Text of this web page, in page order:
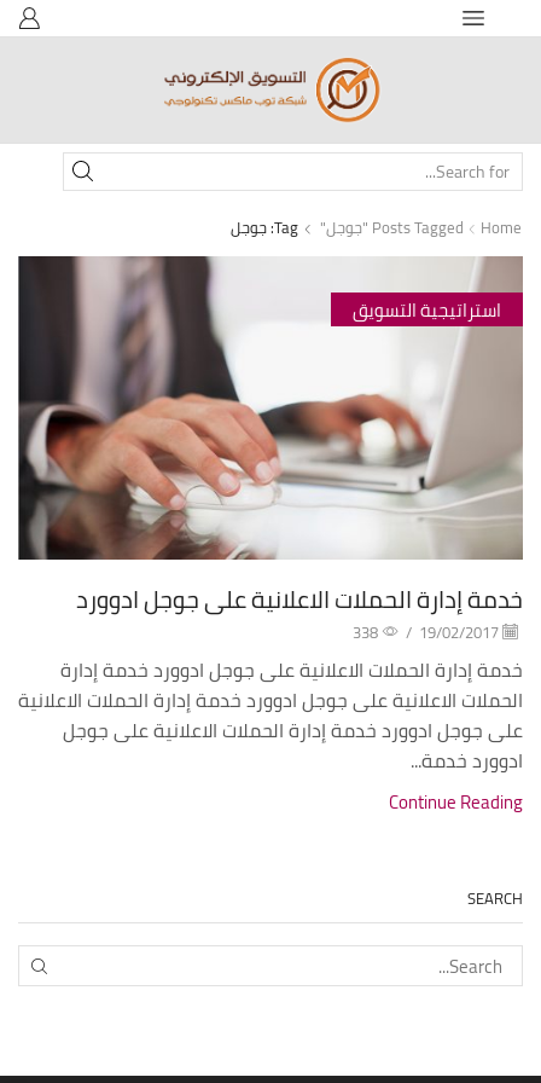
Home Posts Tagged "جوجل" Tag: جوجل
استراتيجية التسويق
خدمة إدارة الحملات الاعلانية على جوجل ادوورد
/
338
خدمة إدارة الحملات الاعلانية على جوجل ادوورد خدمة إدارة
الحملات الاعلانية على جوجل ادوورد خدمة إدارة الحملات الاعلانية
على جوجل ادوورد خدمة إدارة الحملات الاعلانية على جوجل
ادوورد خدمة...
Continue Reading
SEARCH